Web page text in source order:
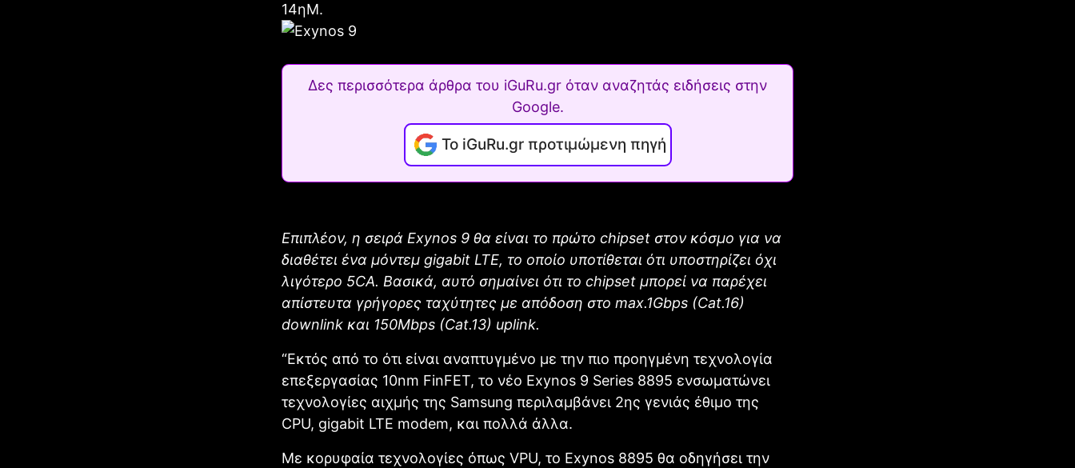
14ηΜ.
Δες περισσότερα άρθρα του iGuRu.gr όταν αναζητάς ειδήσεις στην
Google.
Το iGuRu.gr προτιμώμενη πηγή
Επιπλέον, η σειρά Exynos 9 θα είναι το πρώτο chipset στον κόσμο για να
διαθέτει ένα μόντεμ gigabit LTE, το οποίο υποτίθεται ότι υποστηρίζει όχι
λιγότερο 5CA. Βασικά, αυτό σημαίνει ότι το chipset μπορεί να παρέχει
απίστευτα γρήγορες ταχύτητες με απόδοση στο max.1Gbps (Cat.16)
downlink και 150Mbps (Cat.13) uplink.
“Εκτός από το ότι είναι αναπτυγμένο με την πιο προηγμένη τεχνολογία
επεξεργασίας 10nm FinFET, το νέο Exynos 9 Series 8895 ενσωματώνει
τεχνολογίες αιχμής της Samsung περιλαμβάνει 2ης γενιάς έθιμο της
CPU, gigabit LTE modem, και πολλά άλλα.
Με κορυφαία τεχνολογίες όπως VPU, το Exynos 8895 θα οδηγήσει την